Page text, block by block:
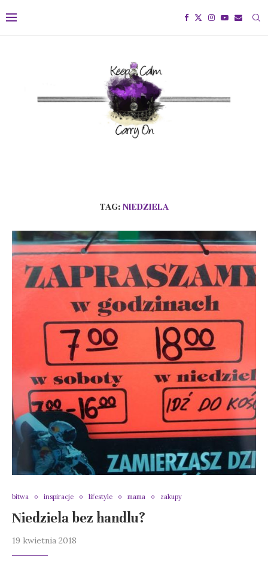
TAG: NIEDZIELA
bitwa inspiracje lifestyle mama zakupy
Niedziela bez handlu?
19 kwietnia 2018